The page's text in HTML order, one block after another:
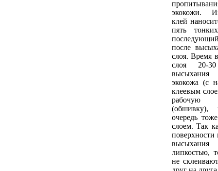
экокожи.
клей
пять
после
слоя. Время
слоя 20-
высыхания
экокожа (с
клеевым
рабочую
(обшивку),
очередь
слоем. Так
поверхности
липкостью,
не